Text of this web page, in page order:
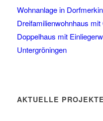
Wohnanlage in
Dreifamilienwohnhaus
Doppelhaus mit
Untergröningen
AKTUELLE PROJEKTE